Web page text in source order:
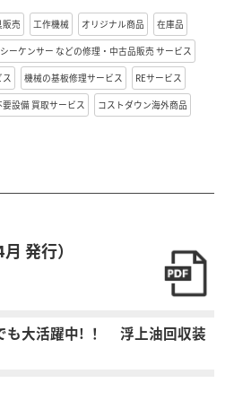
販売 工作機械 オリジナル商品 在庫品
シーケンサー などの修理・中古品販売 サービス
機械の基板修理サービス REサービス
設備 買取サービス コストダウン海外商品
発行）
も大活躍中! ！ 浮上油回収装